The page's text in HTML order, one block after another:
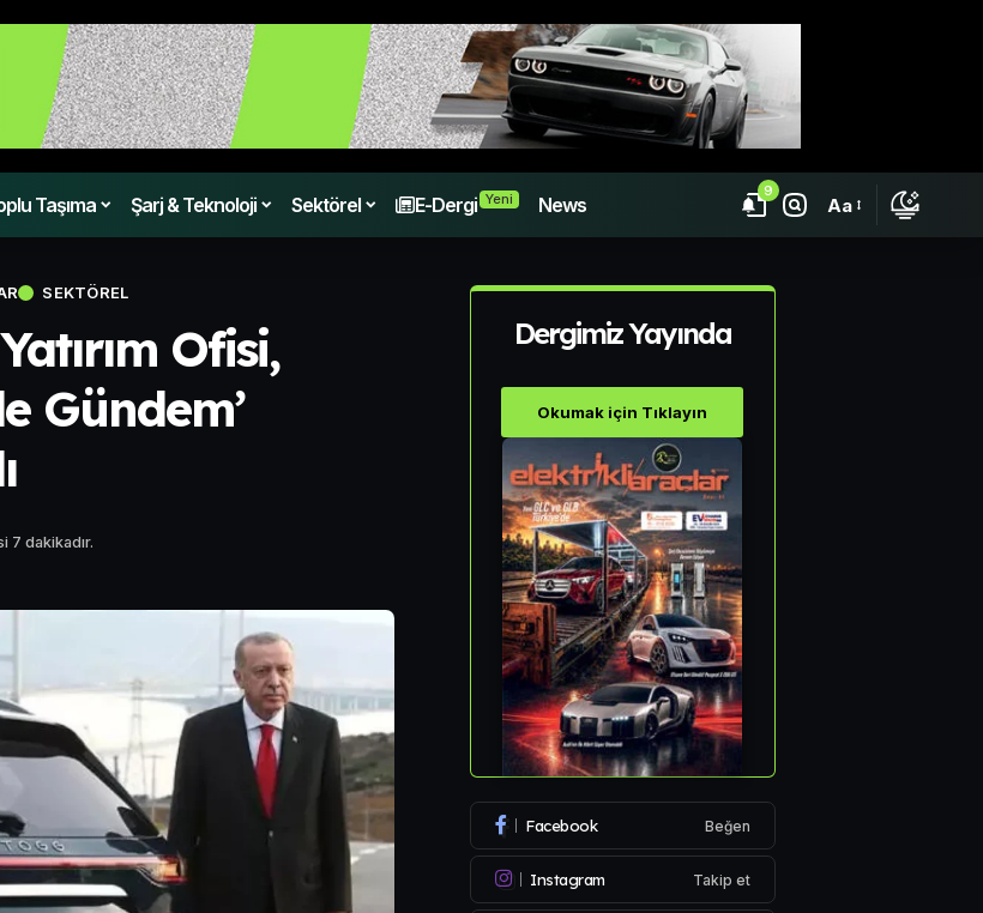
Taşıma Şarj & Teknoloji Sektörel E-Dergi Yeni News
9
Aa
SEKTÖREL
Ofisi,
Gündem’
7 dakikadır.
Dergimiz Yayında
Okumak için Tıklayın
Facebook Beğen
Instagram Takip et